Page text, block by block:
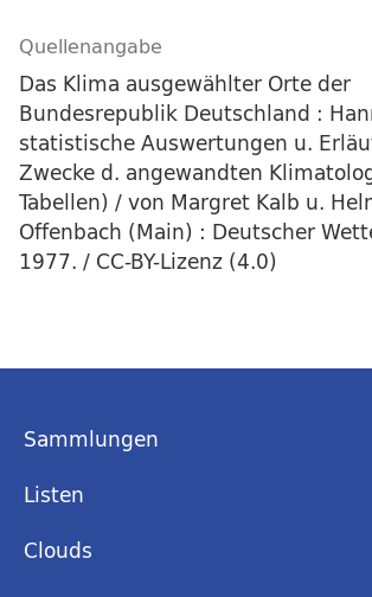
Quellenangabe
Das Klima ausgewählter Orte der
Bundesrepublik Deutschland :
statistische Auswertungen u.
Zwecke d. angewandten
Tabellen) / von Margret Kalb u.
Offenbach (Main) : Deutscher
1977. / CC-BY-Lizenz (4.0)
Sammlungen
Listen
Clouds